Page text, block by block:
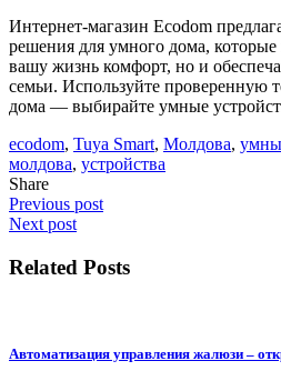
Интернет-магазин Ecodom
решения для умного дома, которые
вашу жизнь комфорт, но и
семьи. Используйте проверенную
дома — выбирайте умные
ecodom, Tuya Smart, Молдова,
молдова, устройства
Share
Previous post
Next post
Related Posts
Автоматизация управления жалюзи –